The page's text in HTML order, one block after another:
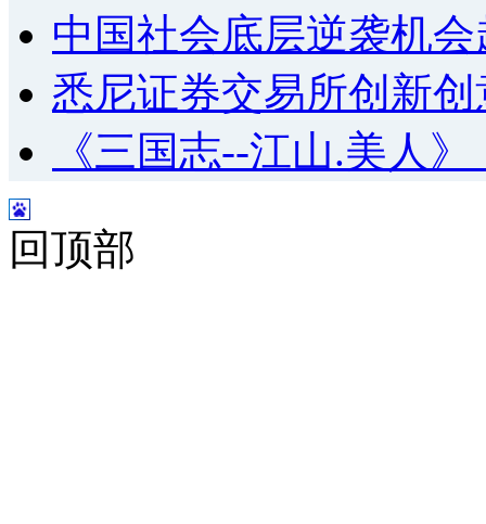
中国社会底层逆袭机
悉尼证券交易所创新
《三国志--江山.美人
回顶部